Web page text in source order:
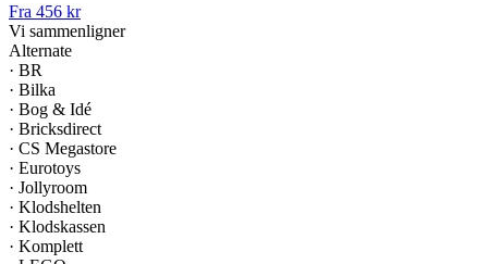
Fra 456 kr
Vi sammenligner
Alternate
· BR
· Bilka
· Bog & Idé
· Bricksdirect
· CS Megastore
· Eurotoys
· Jollyroom
· Klodshelten
· Klodskassen
· Komplett